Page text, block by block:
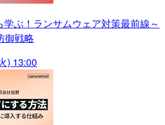
学ぶ！ランサムウェア対策最前線～
御戦略
) 13:00